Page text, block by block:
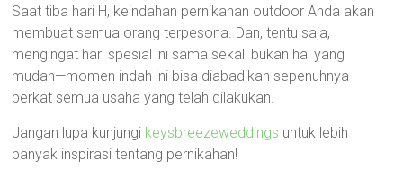
Saat tiba hari H, keindahan pernikahan outdoor Anda akan
membuat semua orang terpesona. Dan, tentu saja,
mengingat hari spesial ini sama sekali bukan hal yang
mudah—momen indah ini bisa diabadikan sepenuhnya
berkat semua usaha yang telah dilakukan.
Jangan lupa kunjungi keysbreezeweddings untuk lebih
banyak inspirasi tentang pernikahan!